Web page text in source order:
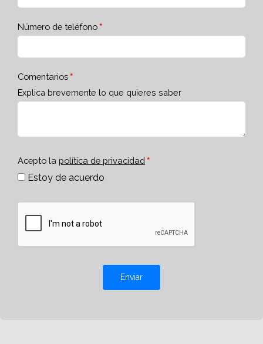
Número de teléfono
Comentarios
Explica brevemente lo que quieres saber
Acepto la política de privacidad
Estoy de acuerdo
Enviar